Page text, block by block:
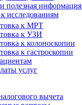
полезная информация
исследованиям
к МРТ
к УЗИ
к колоноскопии
к гастроскопии
услуг
вычета